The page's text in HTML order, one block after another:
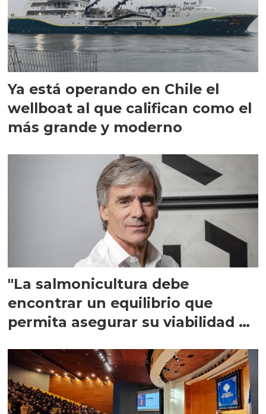
Ya está operando en Chile el
wellboat al que califican como el
más grande y moderno
"La salmonicultura debe
encontrar un equilibrio que
permita asegurar su viabilidad de